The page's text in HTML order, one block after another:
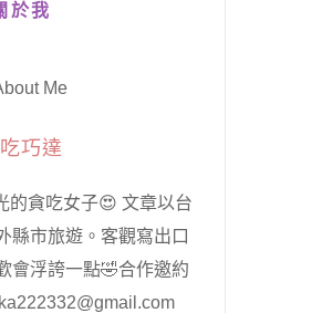
於我
巧達
的貪吃女子😍 文章以台
縣市旅遊。客觀寫出口
會浮誇一點🤣合作邀約